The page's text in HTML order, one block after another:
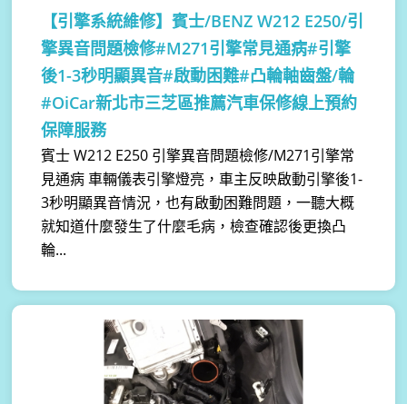
【引擎系統維修】賓士/BENZ W212 E250/引
擎異音問題檢修#M271引擎常見通病#引擎
後1-3秒明顯異音#啟動困難#凸輪軸齒盤/輪
#OiCar新北市三芝區推薦汽車保修線上預約
保障服務
賓士 W212 E250 引擎異音問題檢修/M271引擎常
見通病 車輛儀表引擎燈亮，車主反映啟動引擎後1-
3秒明顯異音情況，也有啟動困難問題，一聽大概
就知道什麼發生了什麼毛病，檢查確認後更換凸
輪...